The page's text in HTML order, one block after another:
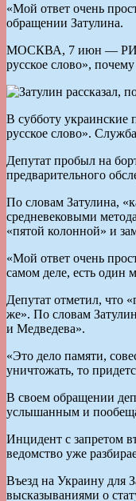
«Мой ответ очень
обращении Затулина.
МОСКВА, 7 июн — РИА
русское слово»,
В субботу украинские
русское слово».
Депутат пробыл на
предварительного
По словам Затулина,
средневековыми
«пятой колонной» и
«Мой ответ очень
самом деле, есть один
Депутат отметил, что
же». По словам
и Медведева».
«Это дело памяти,
уничтожать, то
В своем обращении
услышанным и
Инцидент с запретом
ведомство уже
Въезд на Украину для
высказываниями о